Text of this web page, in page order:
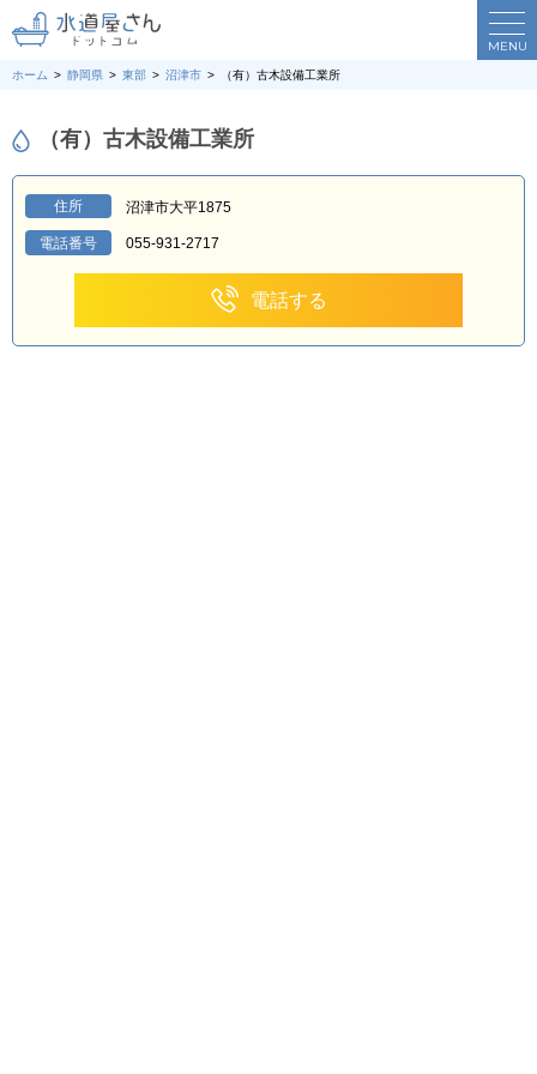
MENU
ホーム 静岡県 東部 沼津市 （有）古木設備工業所
（有）古木設備工業所
住所 沼津市大平1875
電話番号 055-931-2717
電話する